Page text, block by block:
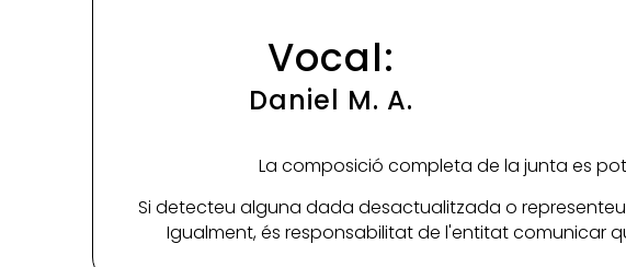
Vocal:
Daniel M. A.
La composició completa de la junta es
Si detecteu alguna dada desactualitzada o
Igualment, és responsabilitat de l'entitat comunicar